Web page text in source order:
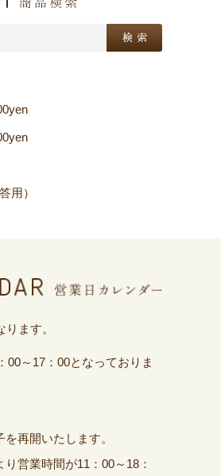
用）
ます。
00～17：00となっておりま
再開いたします。
営業時間が11：00～18：